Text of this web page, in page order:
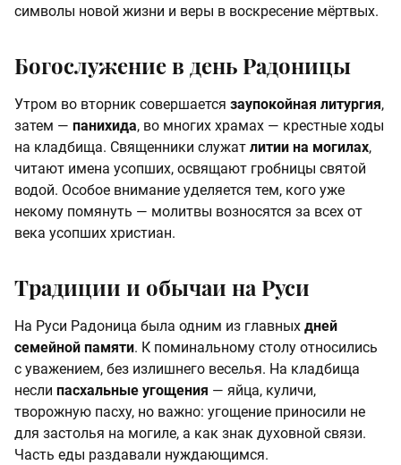
символы новой жизни и веры в воскресение мёртвых.
Богослужение в день Радоницы
Утром во вторник совершается заупокойная литургия,
затем — панихида, во многих храмах — крестные ходы
на кладбища. Священники служат литии на могилах,
читают имена усопших, освящают гробницы святой
водой. Особое внимание уделяется тем, кого уже
некому помянуть — молитвы возносятся за всех от
века усопших христиан.
Традиции и обычаи на Руси
На Руси Радоница была одним из главных дней
семейной памяти. К поминальному столу относились
с уважением, без излишнего веселья. На кладбища
несли пасхальные угощения — яйца, куличи,
творожную пасху, но важно: угощение приносили не
для застолья на могиле, а как знак духовной связи.
Часть еды раздавали нуждающимся.